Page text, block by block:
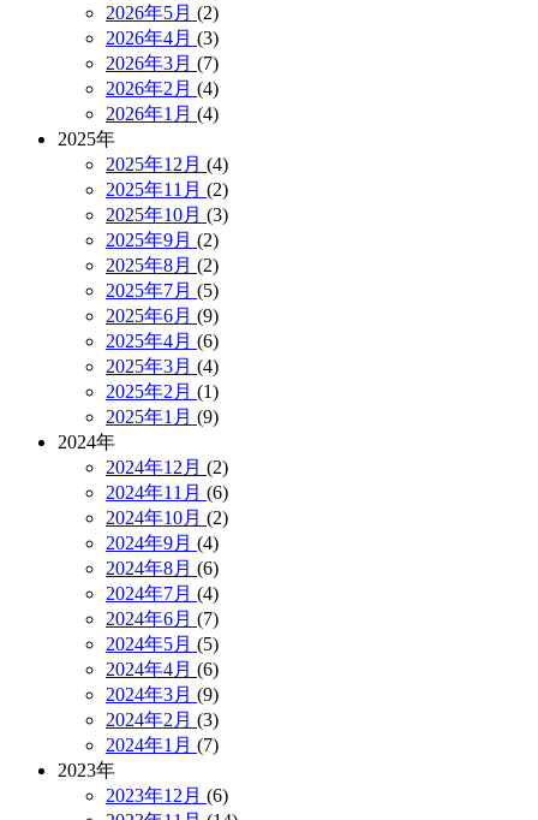
2026年5月 (2)
2026年4月 (3)
2026年3月 (7)
2026年2月 (4)
2026年1月 (4)
2025年
2025年12月 (4)
2025年11月 (2)
2025年10月 (3)
2025年9月 (2)
2025年8月 (2)
2025年7月 (5)
2025年6月 (9)
2025年4月 (6)
2025年3月 (4)
2025年2月 (1)
2025年1月 (9)
2024年
2024年12月 (2)
2024年11月 (6)
2024年10月 (2)
2024年9月 (4)
2024年8月 (6)
2024年7月 (4)
2024年6月 (7)
2024年5月 (5)
2024年4月 (6)
2024年3月 (9)
2024年2月 (3)
2024年1月 (7)
2023年
2023年12月 (6)